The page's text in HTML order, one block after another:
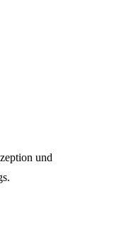
und